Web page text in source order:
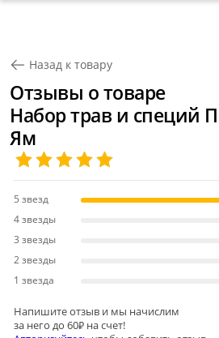
Назад к товару
Отзывы о товаре
Набор трав и специй
Ям
5 звезд
4 звезды
3 звезды
2 звезды
1 звезда
Напишите отзыв и мы начислим
за него до 60₽ на счет!